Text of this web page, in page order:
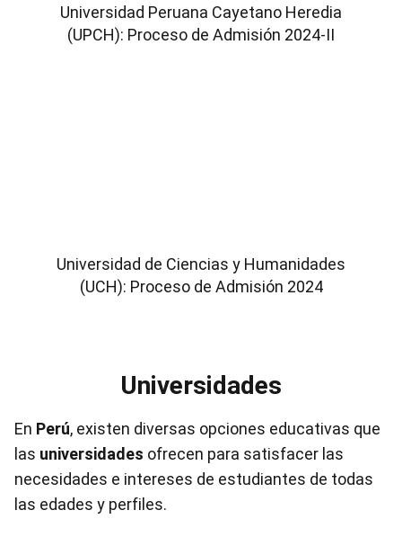
Universidad Peruana Cayetano Heredia
(UPCH): Proceso de Admisión 2024-II
Universidad de Ciencias y Humanidades
(UCH): Proceso de Admisión 2024
Universidades
En Perú, existen diversas opciones educativas que
las universidades ofrecen para satisfacer las
necesidades e intereses de estudiantes de todas
las edades y perfiles.